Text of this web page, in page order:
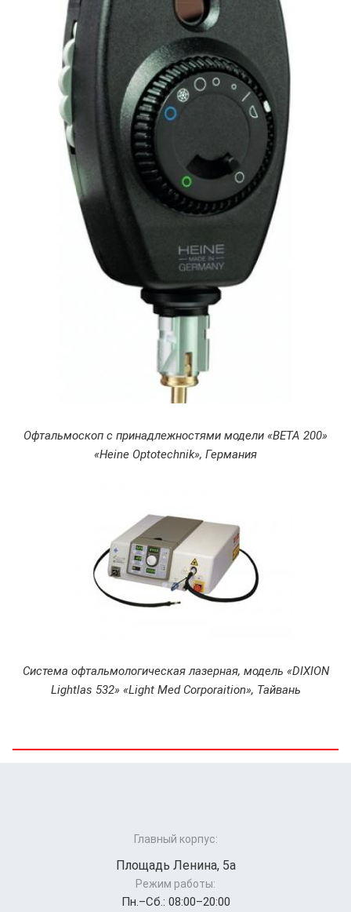
Офтальмоскоп с принадлежностями модели «ВЕТА 200»
«Heine Optotechnik», Германия
Система офтальмологическая лазерная, модель «DIXION
Lightlas 532» «Light Med Corporaition», Тайвань
Главный корпус:
Площадь Ленина, 5а
Режим работы:
Пн.–Cб.: 08:00–20:00